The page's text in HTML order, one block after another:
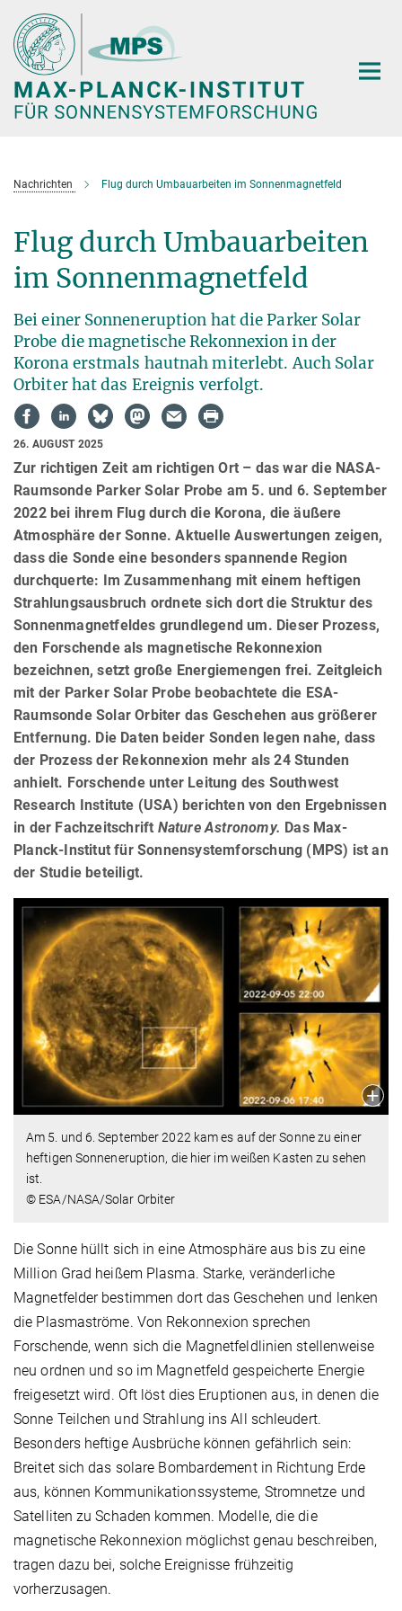
Hauptinhalt
Nachrichten Flug durch Umbauarbeiten im Sonnenmagnetfeld
Flug durch Umbauarbeiten
im Sonnenmagnetfeld
Bei einer Sonneneruption hat die Parker Solar
Probe die magnetische Rekonnexion in der
Korona erstmals hautnah miterlebt. Auch Solar
Orbiter hat das Ereignis verfolgt.
26. AUGUST 2025
Zur richtigen Zeit am richtigen Ort – das war die NASA-
Raumsonde Parker Solar Probe am 5. und 6. September
2022 bei ihrem Flug durch die Korona, die äußere
Atmosphäre der Sonne. Aktuelle Auswertungen zeigen,
dass die Sonde eine besonders spannende Region
durchquerte: Im Zusammenhang mit einem heftigen
Strahlungsausbruch ordnete sich dort die Struktur des
Sonnenmagnetfeldes grundlegend um. Dieser Prozess,
den Forschende als magnetische Rekonnexion
bezeichnen, setzt große Energiemengen frei. Zeitgleich
mit der Parker Solar Probe beobachtete die ESA-
Raumsonde Solar Orbiter das Geschehen aus größerer
Entfernung. Die Daten beider Sonden legen nahe, dass
der Prozess der Rekonnexion mehr als 24 Stunden
anhielt. Forschende unter Leitung des Southwest
Research Institute (USA) berichten von den Ergebnissen
in der Fachzeitschrift Nature Astronomy. Das Max-
Planck-Institut für Sonnensystemforschung (MPS) ist an
der Studie beteiligt.
Am 5. und 6. September 2022 kam es auf der Sonne zu einer
heftigen Sonneneruption, die hier im weißen Kasten zu sehen
ist.
© ESA/NASA/Solar Orbiter
Die Sonne hüllt sich in eine Atmosphäre aus bis zu eine
Million Grad heißem Plasma. Starke, veränderliche
Magnetfelder bestimmen dort das Geschehen und lenken
die Plasmaströme. Von Rekonnexion sprechen
Forschende, wenn sich die Magnetfeldlinien stellenweise
neu ordnen und so im Magnetfeld gespeicherte Energie
freigesetzt wird. Oft löst dies Eruptionen aus, in denen die
Sonne Teilchen und Strahlung ins All schleudert.
Besonders heftige Ausbrüche können gefährlich sein:
Breitet sich das solare Bombardement in Richtung Erde
aus, können Kommunikationssysteme, Stromnetze und
Satelliten zu Schaden kommen. Modelle, die die
magnetische Rekonnexion möglichst genau beschreiben,
tragen dazu bei, solche Ereignisse frühzeitig
vorherzusagen.